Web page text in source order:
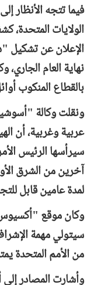
فيما تتجه الأنظار
الولايات المتحدة،
الإعلان عن تشكيل
نهاية العام
بالقطاع المنكوب أوائل
ونقلت وكالة
عربية وغربية، أن
آخرين من الشرق
لمدة عامين قابل
وكان موقع
سيتولي مهمة
من الأمم المتحدة
وأشارت المصادر